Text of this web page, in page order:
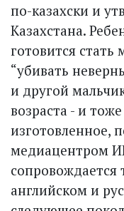
по-казахски и
Казахстана.
готовится
“убивать
и другой
возраста - и
изготовленное,
медиацент­ром
сопровождается
английском и